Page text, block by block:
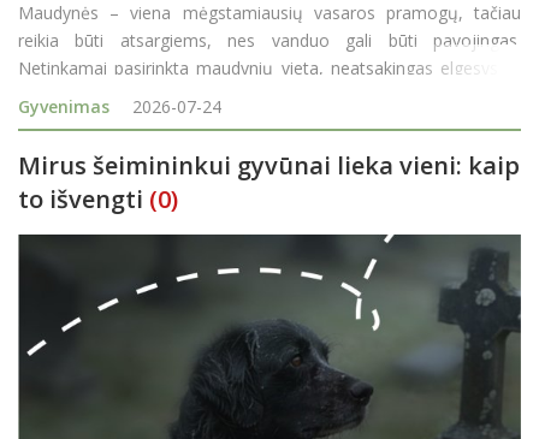
Maudynės – viena mėgstamiausių vasaros pramogų, tačiau
reikia būti atsargiems, nes vanduo gali būti pavojingas.
Netinkamai pasirinkta maudynių vieta, neatsakingas elgesys ar
saugumo taisyklių nepaisymas gali baigtis skaudžia nelaime.
Nuo 2021 metų kasmet liepos 25-ąją minima Pasaulinė skendim
Gyvenimas 2026-07-24
Mirus šeimininkui gyvūnai lieka vieni: kaip
to išvengti (0)